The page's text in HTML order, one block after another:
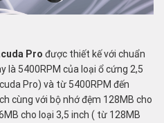
Pro được thiết kế với chuẩn
là 5400RPM của loại ổ cứng 2,5
Pro) và từ 5400RPM đến
cùng với bộ nhớ đệm 128MB cho
cho loại 3,5 inch ( từ 128MB